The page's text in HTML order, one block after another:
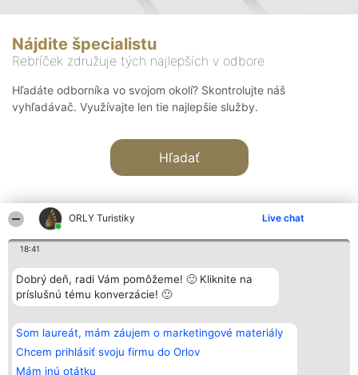
ORLY Turistiky Live chat
18:41
Dobrý deň, radi Vám pomôžeme! 🙂 Kliknite na
príslušnú tému konverzácie! 🙂
Som laureát, mám záujem o marketingové materiály
Chcem prihlásiť svoju firmu do Orlov
Mám inú otátku
Nájdite špecialistu
Rebríček združuje tých najlepších v odbore
Hľadáte odborníka vo svojom okolí? Skontrolujte náš
vyhľadávač. Využívajte len tie najlepšie služby.
Hľadať
Organizátor hodnotenia
Bright Side Solutions sp. z o.
o. sp. k.
Wrocław 50-079
KRS 0000749100 | Regon
381313360 | NIP 8943132676
+48 508 492 400
Hodnotenie
Laureáti
Lista
Laureatów
Podmienky
Obchodné
podmienky
Kontakt
Kontakt